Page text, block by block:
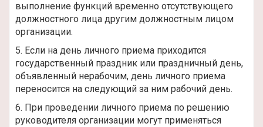
выполнение функций временно отсутствующего
должностного лица другим должностным лицом
организации.
5. Если на день личного приема приходится
государственный праздник или праздничный день,
объявленный нерабочим, день личного приема
переносится на следующий за ним рабочий день.
6. При проведении личного приема по решению
руководителя организации могут применяться